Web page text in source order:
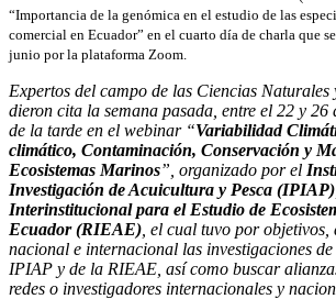
“Importancia de la genómica en el estudio de las
comercial en Ecuador” en el cuarto día de charla que
junio por la plataforma Zoom.
Expertos del campo de las Ciencias Naturales
dieron cita la semana pasada, entre el 22 y
de la tarde en el webinar “Variabilidad
climático, Contaminación, Conservación y
Ecosistemas Marinos”, organizado por el
Investigación de Acuicultura y Pesca (IPIAP)
Interinstitucional para el Estudio de
Ecuador (RIEAE) , el cual tuvo por
nacional e internacional las investigaciones
IPIAP y de la RIEAE, así como buscar
redes o investigadores internacionales y